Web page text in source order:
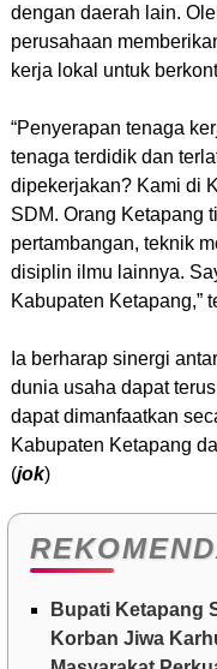
dengan daerah lain.
perusahaan
kerja lokal untuk
“Penyerapan tenaga
tenaga terdidik dan
dipekerjakan? Kami di
SDM. Orang Ketapang
pertambangan, teknik
disiplin ilmu lainnya.
Kabupaten Ketapang,”
Ia berharap sinergi
dunia usaha dapat
dapat dimanfaatkan
Kabupaten Ketapang
(jok)
Bupati Ketapang
Korban Jiwa